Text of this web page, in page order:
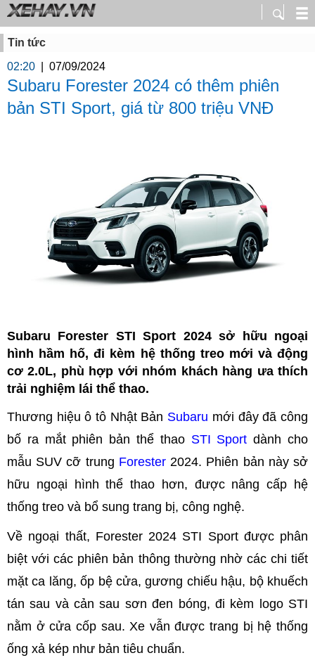
Tin tức
02:20
07/09/2024
Subaru Forester 2024 có thêm phiên
bản STI Sport, giá từ 800 triệu VNĐ
Subaru Forester STI Sport 2024 sở hữu ngoại
hình hầm hố, đi kèm hệ thống treo mới và động
cơ 2.0L, phù hợp với nhóm khách hàng ưa thích
trải nghiệm lái thể thao.
Thương hiệu ô tô Nhật Bản Subaru mới đây đã công
bố ra mắt phiên bản thể thao STI Sportdành cho
mẫu SUV cỡ trung Forester2024. Phiên bản này sở
hữu ngoại hình thể thao hơn, được nâng cấp hệ
thống treo và bổ sung trang bị, công nghệ.
Về ngoại thất, Forester 2024 STI Sport được phân
biệt với các phiên bản thông thường nhờ các chi tiết
mặt ca lăng, ốp bệ cửa, gương chiếu hậu, bộ khuếch
tán sau và cản sau sơn đen bóng, đi kèm logo STI
nằm ở cửa cốp sau. Xe vẫn được trang bị hệ thống
ống xả kép như bản tiêu chuẩn.